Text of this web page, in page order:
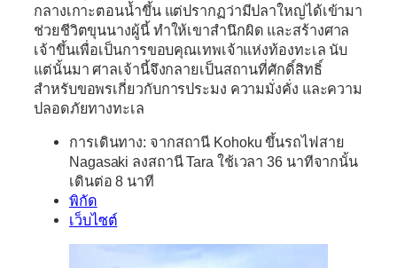
กลางเกาะตอนน้ำขึ้น แต่ปรากฏว่ามีปลาใหญ่ได้เข้ามา
ช่วยชีวิตขุนนางผู้นี้ ทำให้เขาสำนึกผิด และสร้างศาล
เจ้าขึ้นเพื่อเป็นการขอบคุณเทพเจ้าแห่งท้องทะเล นับ
แต่นั้นมา ศาลเจ้านี้จึงกลายเป็นสถานที่ศักดิ์สิทธิ์
สำหรับขอพรเกี่ยวกับการประมง ความมั่งคั่ง และความ
ปลอดภัยทางทะเล
การเดินทาง: จากสถานี Kohoku ขึ้นรถไฟสาย
Nagasaki ลงสถานี Tara ใช้เวลา 36 นาทีจากนั้น
เดินต่อ 8 นาที
พิกัด
เว็บไซต์